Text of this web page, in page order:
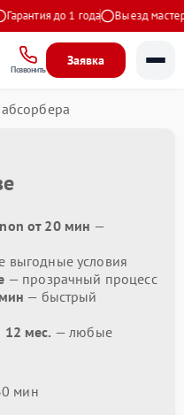
до 1 года Выезд мастера
Позвонить
Заявка
от 20 мин —
выгодные условия
— прозрачный процесс
— быстрый
12 мес. — любые
мин